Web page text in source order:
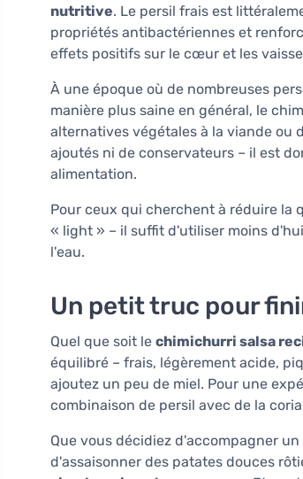
nutritive. Le persil frais est
propriétés antibactériennes et
effets positifs sur le cœur et les
À une époque où de nombreuses
manière plus saine en général, le
alternatives végétales à la viande ou
ajoutés ni de conservateurs – il est
alimentation.
Pour ceux qui cherchent à réduire la
« light » – il suffit d'utiliser moins
l'eau.
Un petit truc pour
Quel que soit le chimichurri salsa
équilibré – frais, légèrement acide,
ajoutez un peu de miel. Pour une
combinaison de persil avec de la
Que vous décidiez d'accompagner
d'assaisonner des patates douces